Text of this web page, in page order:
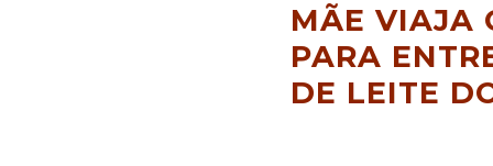
MÃE VIAJA
PARA
DE LEITE